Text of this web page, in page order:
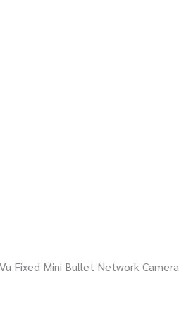
Fixed Mini Bullet Network Camera